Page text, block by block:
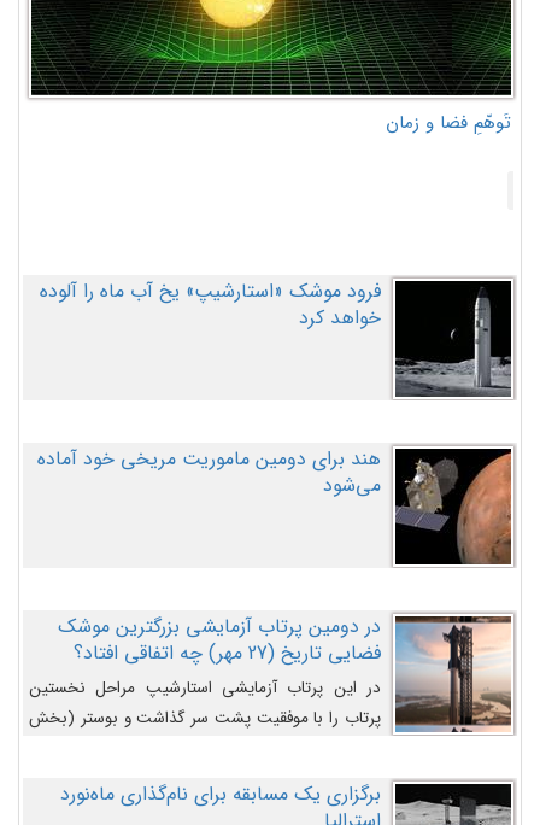
تَوهّمِ فضا و زمان
فرود موشک «استارشیپ» یخ آب ماه را آلوده
خواهد کرد
هند برای دومین ماموریت مریخی خود آماده
می‌شود
در دومین پرتاب آزمایشی بزرگترین موشک
فضایی تاریخ (27 مهر‌) چه اتفاقی افتاد؟
در این پرتاب آزمایشی استارشیپ مراحل نخستین
پرتاب را با موفقیت پشت سر گذاشت و بوستر (بخش
را وارد مسیر از پیش تعیین‌شده کند و سپس با یک
مکانیزم جدید با موفقیت از آن جدا شود. ‌
برگزاری یک مسابقه برای نام‌گذاری ماه‌نورد